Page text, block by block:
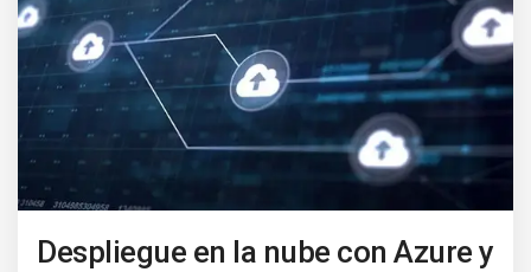
Despliegue en la nube con Azure y